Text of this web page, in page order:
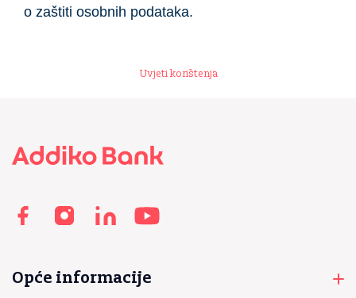
o zaštiti osobnih podataka.
Uvjeti korištenja
Footer
Opće informacije